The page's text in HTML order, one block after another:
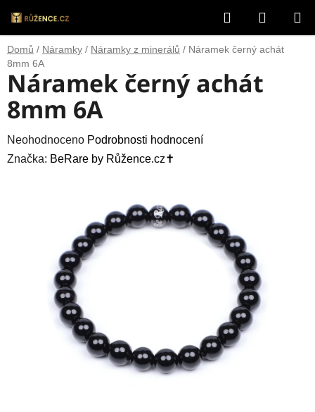
na
obsah
Hledat
KOŠÍK
Domů / Náramky / Náramky z minerálů / Náramek černý achát
8mm 6A
Náramek černý achát
8mm 6A
Průměrné
hodnocení
hvězdiček.
Neohodnoceno Podrobnosti hodnocení
Značka: BeRare by Růžence.cz✝️